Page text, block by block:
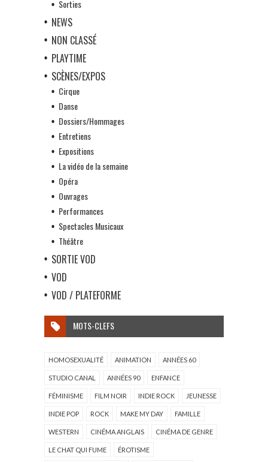
Sorties
NEWS
NON CLASSÉ
PLAYTIME
SCÈNES/EXPOS
Cirque
Danse
Dossiers/Hommages
Entretiens
Expositions
La vidéo de la semaine
Opéra
Ouvrages
Performances
Spectacles Musicaux
Théâtre
SORTIE VOD
VOD
VOD / PLATEFORME
MOTS-CLEFS
HOMOSEXUALITÉ ANIMATION ANNÉES 60
STUDIO CANAL ANNÉES 90 ENFANCE
FÉMINISME FILM NOIR INDIE ROCK JEUNESSE
INDIE POP ROCK MAKE MY DAY FAMILLE
WESTERN CINÉMA ANGLAIS CINÉMA DE GENRE
LE CHAT QUI FUME ÉROTISME